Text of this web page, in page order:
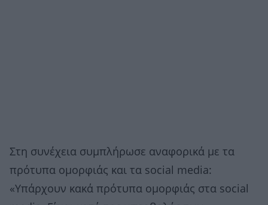
Στη συνέχεια συμπλήρωσε αναφορικά με τα
πρότυπα ομορφιάς και τα social media:
«Υπάρχουν κακά πρότυπα ομορφιάς στα social